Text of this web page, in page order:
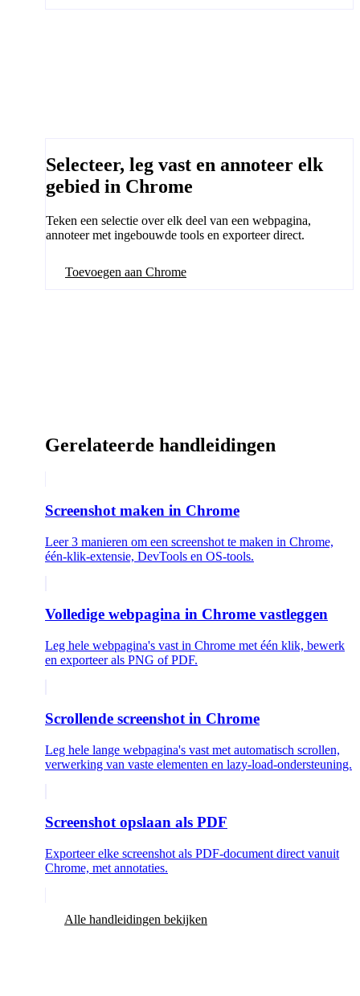
Selecteer, leg vast en annoteer elk
gebied in Chrome
Teken een selectie over elk deel van een webpagina,
annoteer met ingebouwde tools en exporteer direct.
Toevoegen aan Chrome
Gerelateerde handleidingen
Screenshot maken in Chrome
Leer 3 manieren om een screenshot te maken in Chrome,
één-klik-extensie, DevTools en OS-tools.
Volledige webpagina in Chrome vastleggen
Leg hele webpagina's vast in Chrome met één klik, bewerk
en exporteer als PNG of PDF.
Scrollende screenshot in Chrome
Leg hele lange webpagina's vast met automatisch scrollen,
verwerking van vaste elementen en lazy-load-ondersteuning.
Screenshot opslaan als PDF
Exporteer elke screenshot als PDF-document direct vanuit
Chrome, met annotaties.
Alle handleidingen bekijken